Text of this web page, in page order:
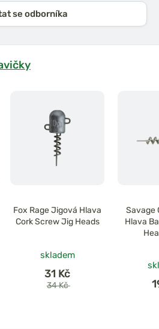
se odborníka
Fox Rage Jigová Hlava
Cork Screw Jig Heads
skladem
31 Kč
34 Kč
Savage
Hlava